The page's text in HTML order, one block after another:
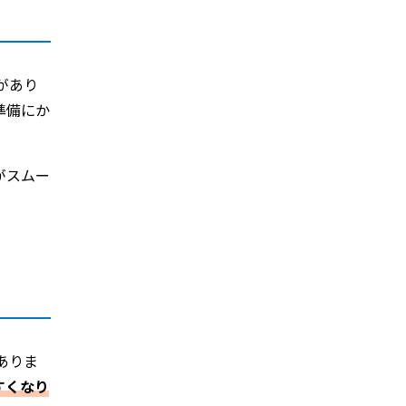
あり
備にか
スムー
りま
くなり